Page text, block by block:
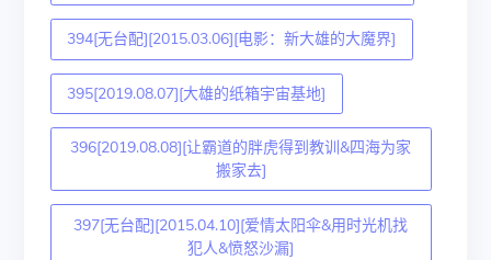
394[无台配][2015.03.06][电影：新大雄的大魔界]
395[2019.08.07][大雄的纸箱宇宙基地]
396[2019.08.08][让霸道的胖虎得到教训&四海为家
搬家去]
397[无台配][2015.04.10][爱情太阳伞&用时光机找
犯人&愤怒沙漏]